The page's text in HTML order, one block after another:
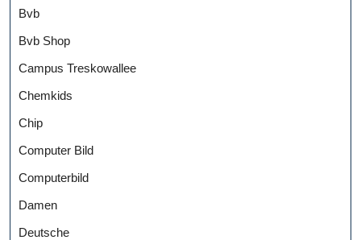
Bvb
Bvb Shop
Campus Treskowallee
Chemkids
Chip
Computer Bild
Computerbild
Damen
Deutsche